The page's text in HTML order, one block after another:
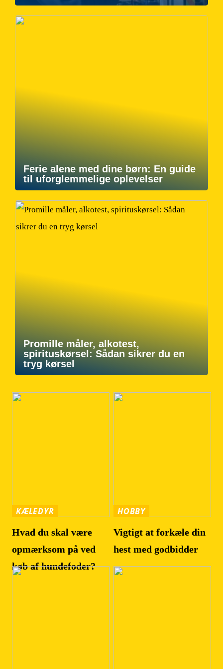
Ferie alene med dine børn: En guide
til uforglemmelige oplevelser
Promille måler, alkotest,
spirituskørsel: Sådan sikrer du en
tryg kørsel
KÆLEDYR
Hvad du skal være
opmærksom på ved
køb af hundefoder?
HOBBY
Vigtigt at forkæle din
hest med godbidder